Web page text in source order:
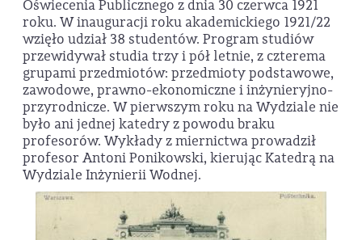
Oświecenia Publicznego z dnia 30 czerwca 1921
roku. W inauguracji roku akademickiego 1921/22
wzięło udział 38 studentów. Program studiów
przewidywał studia trzy i pół letnie, z czterema
grupami przedmiotów: przedmioty podstawowe,
zawodowe, prawno-ekonomiczne i inżynieryjno-
przyrodnicze. W pierwszym roku na Wydziale nie
było ani jednej katedry z powodu braku
profesorów. Wykłady z miernictwa prowadził
profesor Antoni Ponikowski, kierując Katedrą na
Wydziale Inżynierii Wodnej.